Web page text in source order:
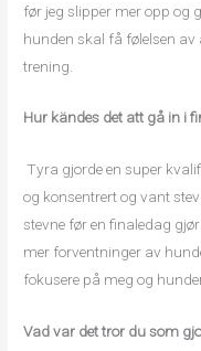
før jeg slipper mer opp og
hunden skal få følelsen av
trening.
Hur kändes det att gå in i
Tyra gjorde en super
og konsentrert og vant
stevne før en finaledag
mer forventninger av
fokusere på meg og
Vad var det tror du som